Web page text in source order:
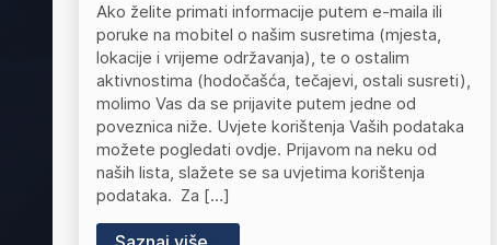
Ako želite primati informacije putem e-maila ili
poruke na mobitel o našim susretima (mjesta,
lokacije i vrijeme održavanja), te o ostalim
aktivnostima (hodočašća, tečajevi, ostali susreti),
molimo Vas da se prijavite putem jedne od
poveznica niže. Uvjete korištenja Vaših podataka
možete pogledati ovdje. Prijavom na neku od
naših lista, slažete se sa uvjetima korištenja
podataka. Za […]